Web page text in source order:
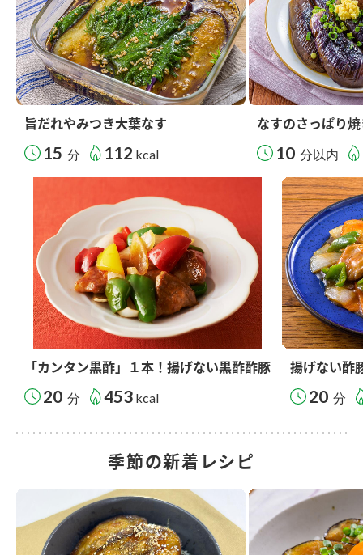
旨だれやみつき大葉なす
15 分 112 kcal
なすのさっぱり
10 分以内
「カンタン黒酢」１本！揚げない黒酢酢豚
20 分 453 kcal
揚げない酢
20 分
季節の新着レシピ